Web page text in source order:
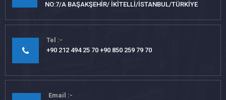
NO:7/A BAŞAKŞEHİR/ İKİTELLİ/İSTANBUL/TÜRKİYE
Tel
+90 212 494 25 70 +90 850 259 79 70
Email